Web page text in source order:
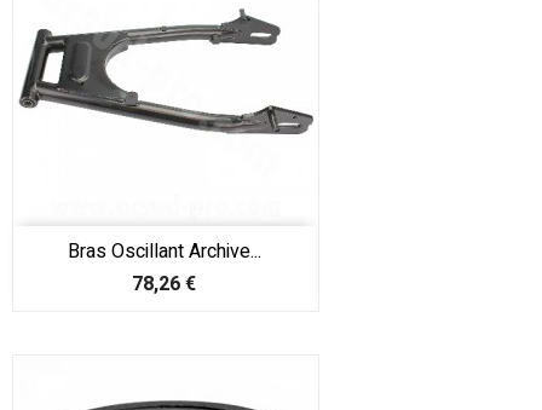
Bras Oscillant Archive...
Prix
78,26 €